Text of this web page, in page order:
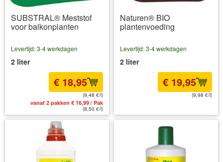
SUBSTRAL® Meststof
voor balkonplanten
Levertijd: 3-4 werkdagen
2 liter
€ 18,95
(9,48 €/l)
vanaf 2 pakken € 16,99 / Pak
(8,50 €/l)
Naturen® BIO
plantenvoeding
Levertijd: 3-4 werkdagen
2 liter
€ 19,95
(9,98 €/l)